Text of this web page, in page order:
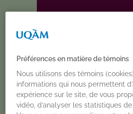
Préférences en matière de témoins
Nous utilisons des témoins
informations qui nous permettent
expérience sur le site, de vous
vidéo, d’analyser les statistiques